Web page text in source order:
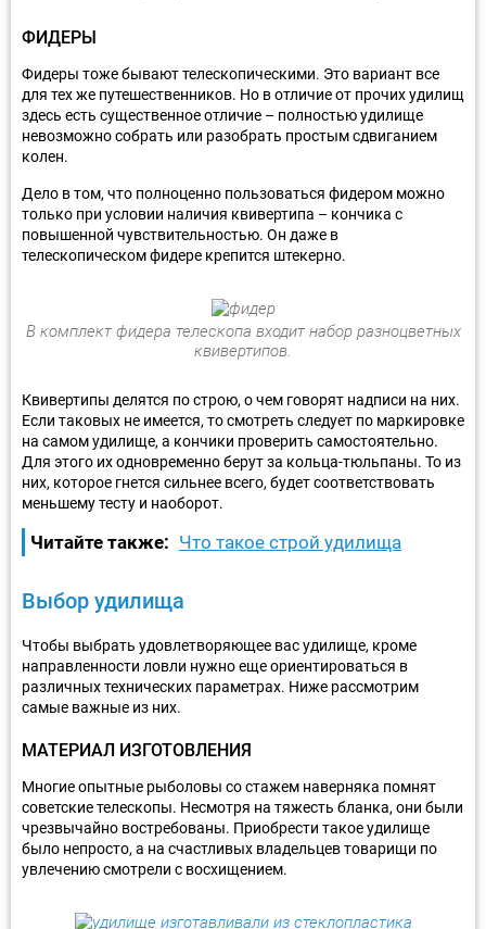
ФИДЕРЫ
Фидеры тоже бывают телескопическими. Это вариант все
для тех же путешественников. Но в отличие от прочих удилищ
здесь есть существенное отличие – полностью удилище
невозможно собрать или разобрать простым сдвиганием
колен.
Дело в том, что полноценно пользоваться фидером можно
только при условии наличия квивертипа – кончика с
повышенной чувствительностью. Он даже в
телескопическом фидере крепится штекерно.
В комплект фидера телескопа входит набор разноцветных
квивертипов.
Квивертипы делятся по строю, о чем говорят надписи на них.
Если таковых не имеется, то смотреть следует по маркировке
на самом удилище, а кончики проверить самостоятельно.
Для этого их одновременно берут за кольца-тюльпаны. То из
них, которое гнется сильнее всего, будет соответствовать
меньшему тесту и наоборот.
Читайте также: Что такое строй удилища
Выбор удилища
Чтобы выбрать удовлетворяющее вас удилище, кроме
направленности ловли нужно еще ориентироваться в
различных технических параметрах. Ниже рассмотрим
самые важные из них.
МАТЕРИАЛ ИЗГОТОВЛЕНИЯ
Многие опытные рыболовы со стажем наверняка помнят
советские телескопы. Несмотря на тяжесть бланка, они были
чрезвычайно востребованы. Приобрести такое удилище
было непросто, а на счастливых владельцев товарищи по
увлечению смотрели с восхищением.